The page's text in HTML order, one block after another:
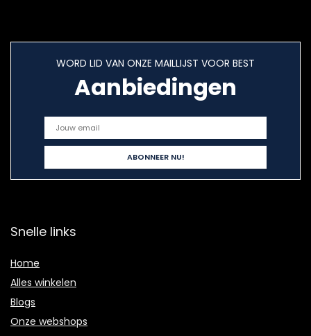
WORD LID VAN ONZE MAILLIJST VOOR BEST
Aanbiedingen
Snelle links
Home
Alles winkelen
Blogs
Onze webshops